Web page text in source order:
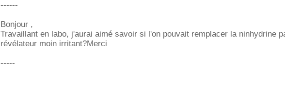
------
Bonjour ,
Travaillant en labo, j'aurai aimé savoir si l'on pouvait remplacer la ninhydrine
révélateur moin irritant?Merci
-----